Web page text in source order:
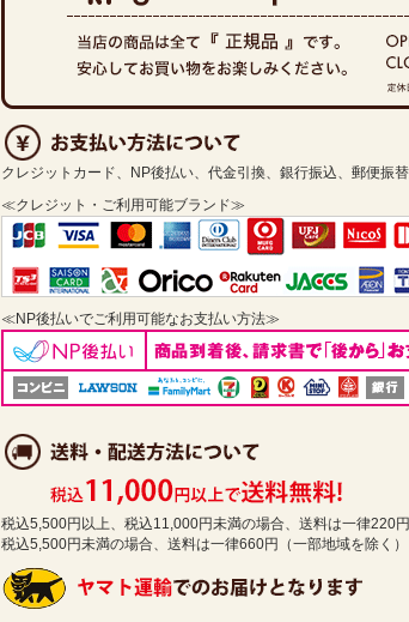
クレジットカード、NP後払い、代金引換、銀行振込、郵便振替
≪クレジット・ご利用可能ブランド≫
≪NP後払いでご利用可能なお支払い方法≫
税込5,500円以上、税込11,000円未満の場合、送料は一律220円
税込5,500円未満の場合、送料は一律660円（一部地域を除く）